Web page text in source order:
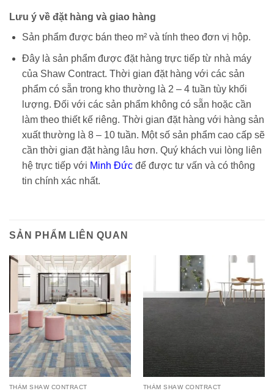
Lưu ý về đặt hàng và giao hàng
Sản phẩm được bán theo m² và tính theo đơn vị hộp.
Đây là sản phẩm được đặt hàng trực tiếp từ nhà máy
của Shaw Contract. Thời gian đặt hàng với các sản
phẩm có sẵn trong kho thường là 2 – 4 tuần tùy khối
lượng. Đối với các sản phẩm không có sẵn hoặc cần
làm theo thiết kế riêng. Thời gian đặt hàng với hàng sản
xuất thường là 8 – 10 tuần. Một số sản phẩm cao cấp sẽ
cần thời gian đặt hàng lâu hơn. Quý khách vui lòng liên
hệ trực tiếp với Minh Đứcđể được tư vấn và có thông
tin chính xác nhất.
SẢN PHẨM LIÊN QUAN
THẢM SHAW CONTRACT THẢM SHAW CONTRACT